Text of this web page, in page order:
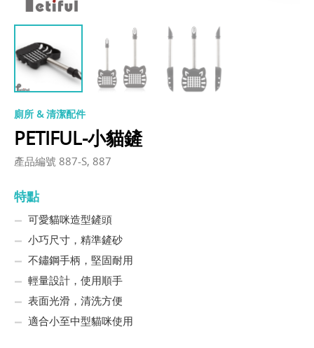
廁所 & 清潔配件
PETIFUL-小貓鏟
產品編號 887-S, 887
特點
可愛貓咪造型鏟頭
小巧尺寸，精準鏟砂
不鏽鋼手柄，堅固耐用
輕量設計，使用順手
表面光滑，清洗方便
適合小至中型貓咪使用